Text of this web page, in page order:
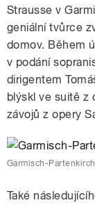
Strausse v
geniální tvůrce
domov. Během
v podání
dirigentem
blýskl ve suitě z
závojů z opery
Garmisch-
Také